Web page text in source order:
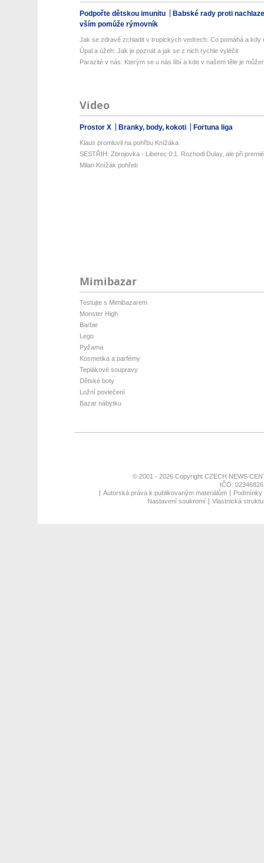
Podpořte dětskou imunitu
Babské rady proti
vším pomůže rýmovník
Jak se zdravě zchladit v tropických vedrech: Co pomáhá a kdy
Úpal a úžeh: Jak je poznat a jak se z nich rychle vyléčit
Parazité v nás: Kterým se u nás líbí a kde v našem těle je
Video
Prostor X Branky, body, kokoti Fortuna liga
Klaus promluvil na pohřbu Knížáka
SESTŘIH: Zbrojovka - Liberec 0:1. Rozhodl Dulay, ale při
Milan Knížák pohřeb
Mimibazar
Testujte s Mimibazarem
Monster High
Barbie
Lego
Pyžama
Kosmetika a parfémy
Teplákové soupravy
Dětské boty
Ložní povlečení
Bazar nábytku
© 2001 - 2026 Copyright CZECH NEWS
IČO:
Autorská práva k publikovaným materiálům
Nastavení soukromí
Vlastnická